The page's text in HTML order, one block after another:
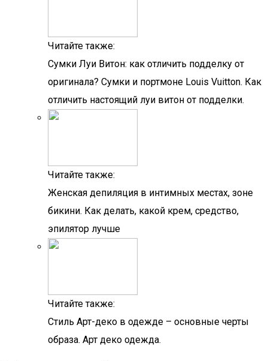
Читайте также:
Сумки Луи Витон: как отличить подделку от
оригинала? Сумки и портмоне Louis Vuitton. Как
отличить настоящий луи витон от подделки.
Читайте также:
Женская депиляция в интимных местах, зоне
бикини. Как делать, какой крем, средство,
эпилятор лучше
Читайте также:
Стиль Арт-деко в одежде – основные черты
образа. Арт деко одежда.